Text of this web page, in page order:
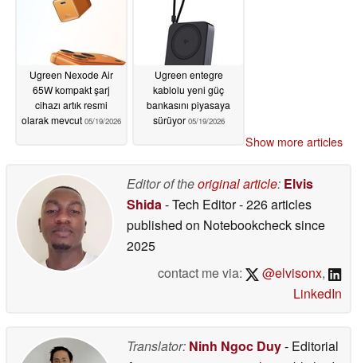
Ugreen Nexode Air
65W kompakt şarj
cihazı artık resmi
olarak mevcut 05/19/2026
Ugreen entegre
kablolu yeni güç
bankasını piyasaya
sürüyor 05/19/2026
Show more articles
Editor of theoriginal article: Elvis
Shida- Tech Editor- 226 articles
published on Notebookchecksince
2025
contact me via:
@elvisonx,
LinkedIn
Translator: Ninh Ngoc Duy- Editorial